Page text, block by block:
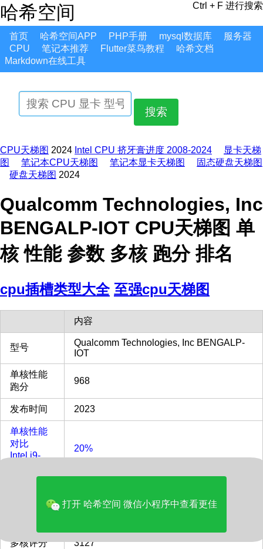
哈希空间 Ctrl + F 进行搜索
首页 哈希空间APP PHP手册 mysql数据库
服务器
CPU
笔记本推荐 Flutter菜鸟教程
哈希文档
Markdown在线工具
搜索
CPU天梯图 2024 Intel CPU 挤牙膏进度 2008-2024
显卡天梯
图
笔记本CPU天梯图 笔记本显卡天梯图
固态硬盘天梯图
硬盘天梯图 2024
Qualcomm Technologies, Inc
BENGALP-IOT CPU天梯图 单
核 性能 参数 多核 跑分 排名
cpu插槽类型大全 至强cpu天梯图
内容
型号
Qualcomm Technologies, Inc BENGALP-
IOT
单核性能
跑分
968
发布时间 2023
单核性能
对比
Intel i9-
20%
5%
多核评分 3127
打开 哈希空间 微信小程序中查看更佳